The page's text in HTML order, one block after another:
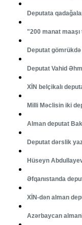
Deputata
"200 manat
Deputat
Deputat Vahid
XİN belçikalı
Milli Məclisin iki
Alman deputat
Deputat dərslik
Hüseyn
Əfqanıstanda
XİN-dən alman
Azərbaycan